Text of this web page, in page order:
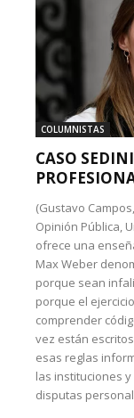
COLUMNISTAS
CASO
(Gustavo
Opinión Pública,
ofrece una
Max Weber
porque sean
porque el
comprender
vez están
esas reglas
las instituciones
disputas